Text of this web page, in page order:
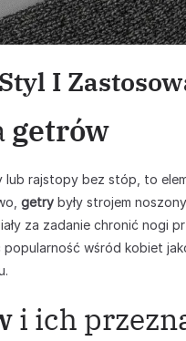
I
getrów
lub rajstopy bez stóp, to
getry były strojem
za zadanie chronić nogi
popularność wśród kobiet
i ich